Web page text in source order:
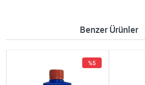
Benzer Ürünler
%5